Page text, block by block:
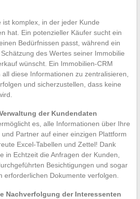
ist komplex, in der jeder Kunde
hat. Ein potenzieller Käufer sucht ein
Bedürfnissen passt, während ein
des Wertes seiner Immobilie
wünscht. Ein Immobilien-CRM
diese Informationen zu zentralisieren,
und sicherzustellen, dass keine
der Kundendaten
es, alle Informationen über Ihre
Partner auf einer einzigen Plattform
Excel-Tabellen und Zettel! Dank
in Echtzeit die Anfragen der Kunden,
Besichtigungen und sogar
erforderlichen Dokumente verfolgen.
Nachverfolgung der Interessenten